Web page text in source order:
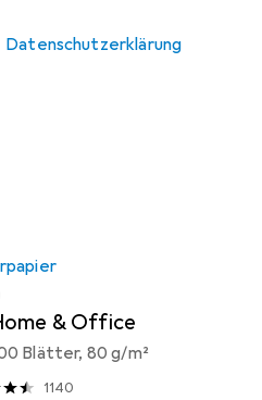
Datenschutzerklärung
& Office
Blätter, 80 g/m²
1140